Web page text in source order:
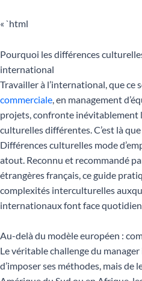
« `html
Pourquoi les différences
international
Travailler à l’international, que ce
commerciale , en management
projets, confronte inévitablement
culturelles différentes. C’est là
Différences culturelles mode
atout. Reconnu et recommandé
étrangères français, ce guide
complexités interculturelles
internationaux font face
Au-delà du modèle européen :
Le véritable challenge du
d’imposer ses méthodes, mais de